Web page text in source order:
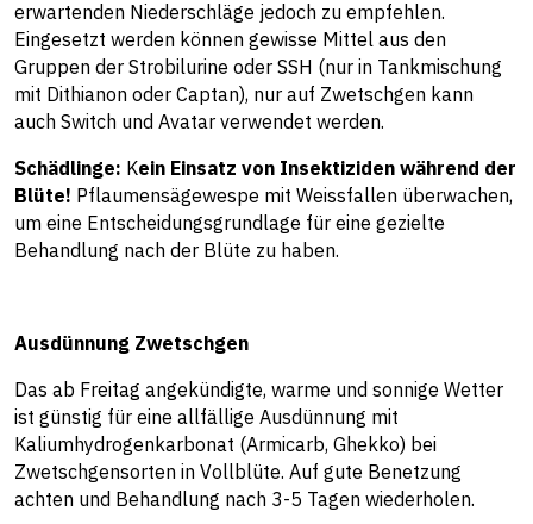
erwartenden Niederschläge jedoch zu empfehlen.
Eingesetzt werden können gewisse Mittel aus den
Gruppen der Strobilurine oder SSH (nur in Tankmischung
mit Dithianon oder Captan), nur auf Zwetschgen kann
auch Switch und Avatar verwendet werden.
Schädlinge: Kein Einsatz von Insektiziden während der
Blüte! Pflaumensägewespe mit Weissfallen überwachen,
um eine Entscheidungsgrundlage für eine gezielte
Behandlung nach der Blüte zu haben.
Ausdünnung Zwetschgen
Das ab Freitag angekündigte, warme und sonnige Wetter
ist günstig für eine allfällige Ausdünnung mit
Kaliumhydrogenkarbonat (Armicarb, Ghekko) bei
Zwetschgensorten in Vollblüte. Auf gute Benetzung
achten und Behandlung nach 3-5 Tagen wiederholen.